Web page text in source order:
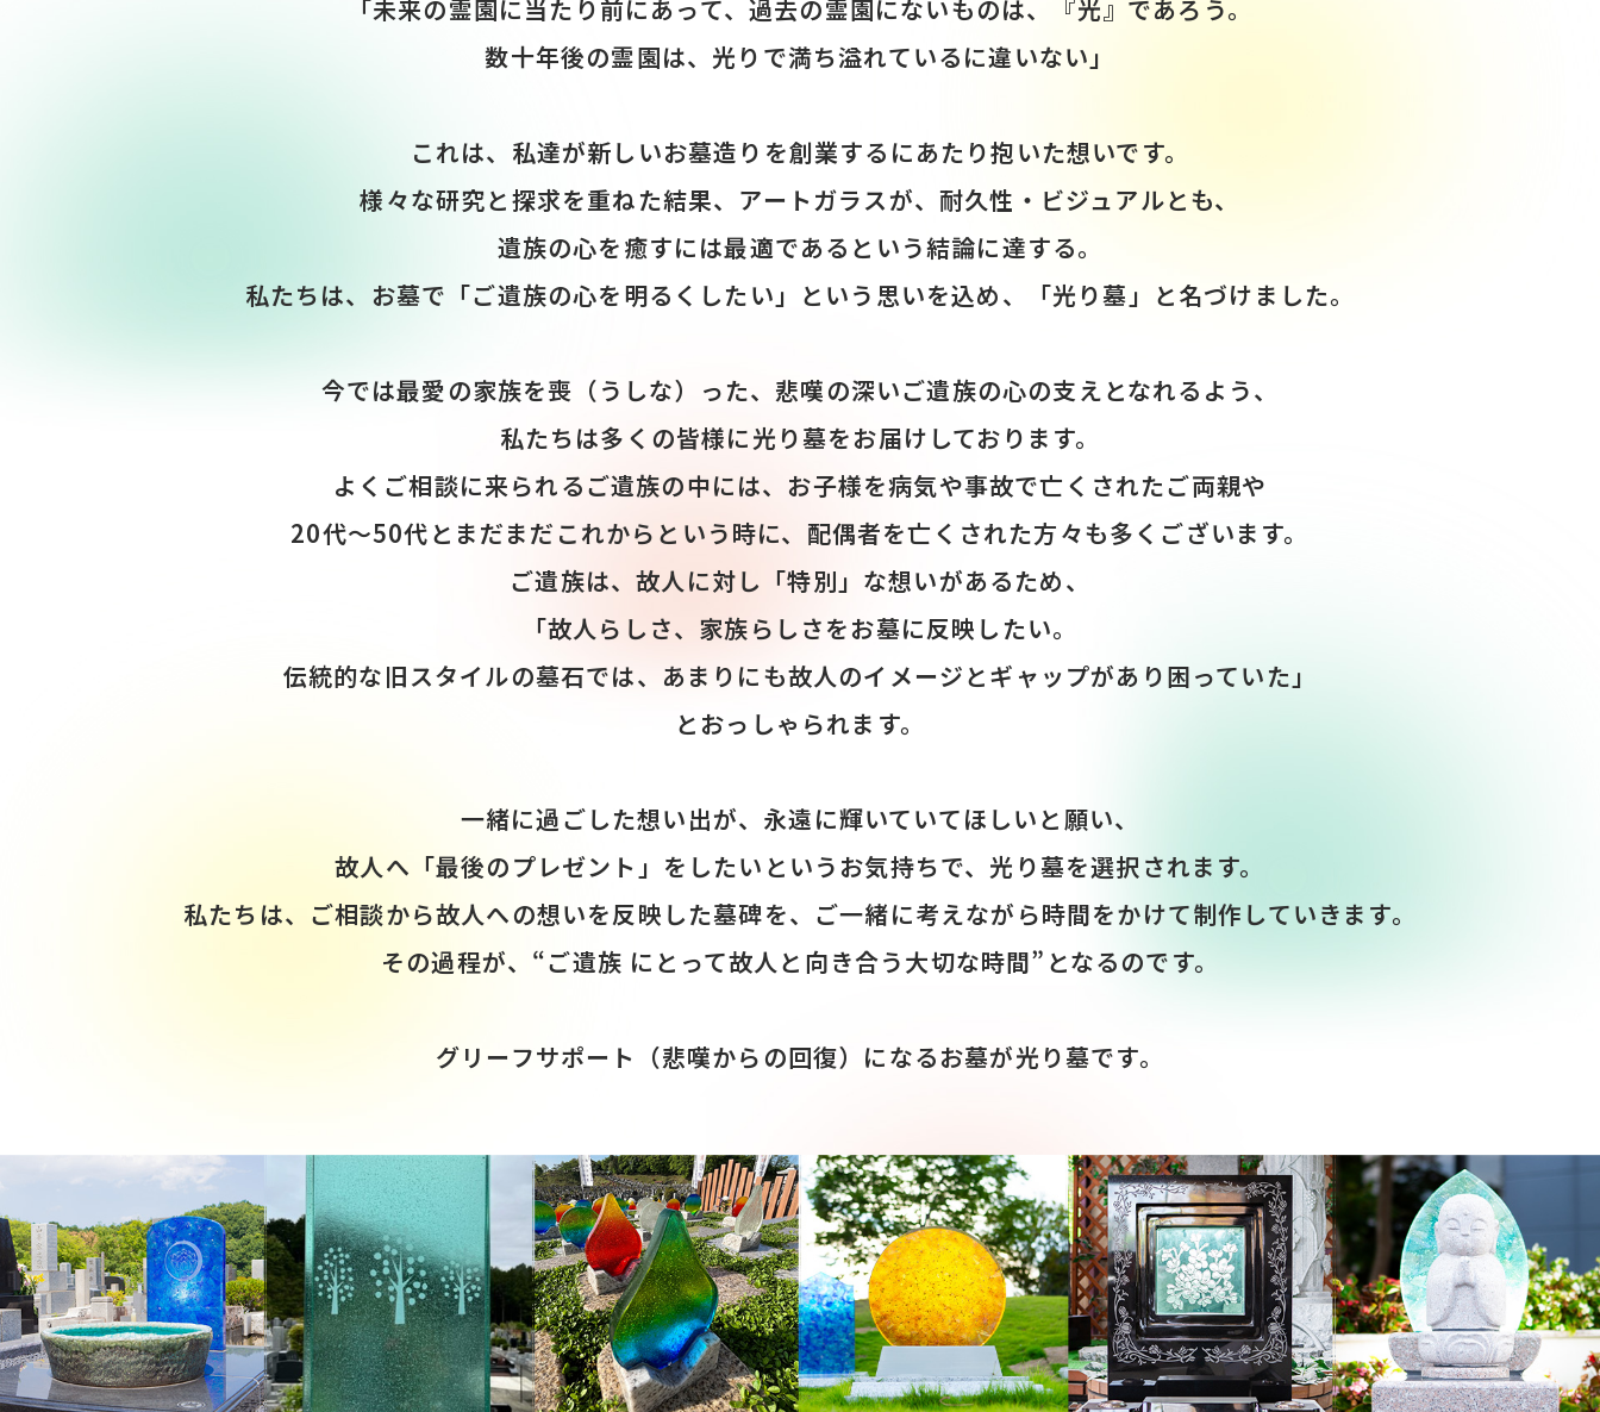
「未来の霊園に当たり前にあって、過去の霊園にないものは、『光』であろう。
数十年後の霊園は、光りで満ち溢れているに違いない」
これは、私達が新しいお墓造りを創業するにあたり抱いた想いです。
様々な研究と探求を重ねた結果、アートガラスが、耐久性・ビジュアルとも、
遺族の心を癒すには最適であるという結論に達する。
私たちは、お墓で「ご遺族の心を明るくしたい」という思いを込め、「光り墓」と名づけました。
今では最愛の家族を喪（うしな）った、悲嘆の深いご遺族の心の支えとなれるよう、
私たちは多くの皆様に光り墓をお届けしております。
よくご相談に来られるご遺族の中には、お子様を病気や事故で亡くされたご両親や
20代～50代とまだまだこれからという時に、配偶者を亡くされた方々も多くございます。
ご遺族は、故人に対し「特別」な想いがあるため、
「故人らしさ、家族らしさをお墓に反映したい。
伝統的な旧スタイルの墓石では、あまりにも故人のイメージとギャップがあり困っていた」
とおっしゃられます。
一緒に過ごした想い出が、永遠に輝いていてほしいと願い、
故人へ「最後のプレゼント」をしたいというお気持ちで、光り墓を選択されます。
私たちは、ご相談から故人への想いを反映した墓碑を、ご一緒に考えながら時間をかけて制作していきます。
その過程が、“ご遺族 にとって故人と向き合う大切な時間”となるのです。
グリーフサポート（悲嘆からの回復）になるお墓が光り墓です。